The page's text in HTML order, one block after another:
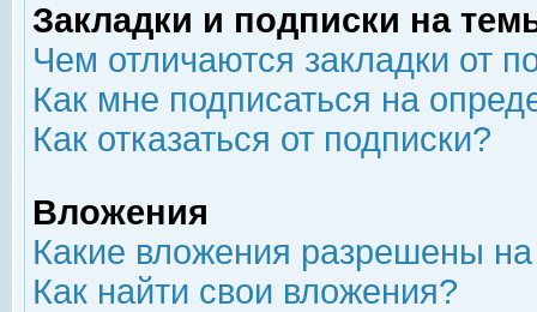
Закладки и подписки на
Чем отличаются закладки от
Как мне подписаться на
Как отказаться от подписки?
Вложения
Какие вложения разрешены
Как найти свои вложения?